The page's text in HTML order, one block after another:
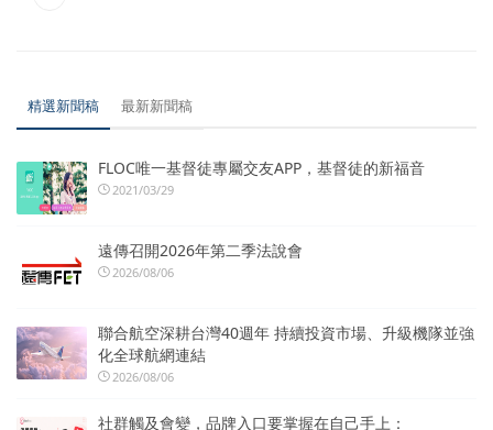
精選新聞稿 最新新聞稿
FLOC唯一基督徒專屬交友APP，基督徒的新福音
2021/03/29
遠傳召開2026年第二季法說會
2026/08/06
聯合航空深耕台灣40週年 持續投資市場、升級機隊並強
化全球航網連結
2026/08/06
社群觸及會變，品牌入口要掌握在自己手上：